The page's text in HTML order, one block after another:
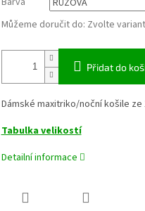
Můžeme doručit do: Zvolte
Přidat do
Dámské maxitriko/noční košile ze
Tabulka velikostí
Detailní informace